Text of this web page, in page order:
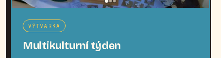
VÝTVARKA
Multikulturní týden